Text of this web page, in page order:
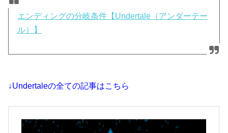
エンディングの分岐条件【Undertale（アンダーテー
ル）】
↓Undertaleの全ての記事はこちら